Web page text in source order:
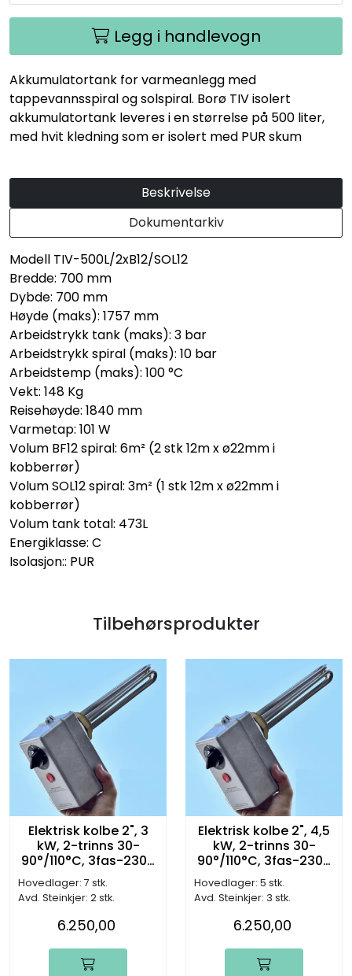
Legg i handlevogn
Akkumulatortank for varmeanlegg med
tappevannsspiral og solspiral. Borø TIV isolert
akkumulatortank leveres i en størrelse på 500 liter,
med hvit kledning som er isolert med PUR skum
Beskrivelse
Dokumentarkiv
Modell TIV-500L/2xB12/SOL12
Bredde: 700 mm
Dybde: 700 mm
Høyde (maks): 1757 mm
Arbeidstrykk tank (maks): 3 bar
Arbeidstrykk spiral (maks): 10 bar
Arbeidstemp (maks): 100 °C
Vekt: 148 Kg
Reisehøyde: 1840 mm
Varmetap: 101 W
Volum BF12 spiral: 6m² (2 stk 12m x ø22mm i
kobberrør)
Volum SOL12 spiral: 3m² (1 stk 12m x ø22mm i
kobberrør)
Volum tank total: 473L
Energiklasse: C
Isolasjon:: PUR
Tilbehørsprodukter
Elektrisk kolbe 2", 3
kW, 2-trinns 30-
90°/110°C, 3fas-230V
(L:280mm)
Hovedlager: 7 stk.
Avd. Steinkjer: 2 stk.
6.250,00
Elektrisk kolbe 2", 4,5
kW, 2-trinns 30-
90°/110°C, 3fas-230V
(L:390mm)
Hovedlager: 5 stk.
Avd. Steinkjer: 3 stk.
6.250,00